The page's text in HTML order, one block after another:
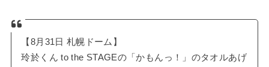
【8月31日 札幌ドーム】
玲於くん to the STAGEの「かもんっ！」のタオルあげ